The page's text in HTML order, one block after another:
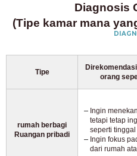
Diagnosis
(Tipe kamar mana
Tipe
orang
rumah berbagi
Ruangan pribadi
Ingin
tetapi tetap
seperti
Ingin fokus
dari rumah